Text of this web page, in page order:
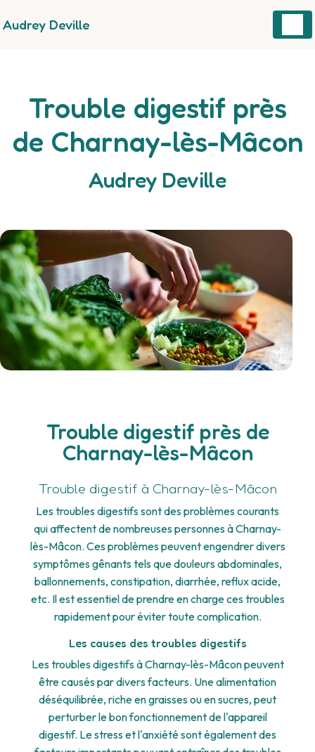
Audrey Deville
Trouble digestif près
de Charnay-lès-Mâcon
Audrey Deville
Trouble digestif près de
Charnay-lès-Mâcon
Trouble digestif à Charnay-lès-Mâcon
Les troubles digestifs sont des problèmes courants
qui affectent de nombreuses personnes à Charnay-
lès-Mâcon. Ces problèmes peuvent engendrer divers
symptômes gênants tels que douleurs abdominales,
ballonnements, constipation, diarrhée, reflux acide,
etc. Il est essentiel de prendre en charge ces troubles
rapidement pour éviter toute complication.
Les causes des troubles digestifs
Les troubles digestifs à Charnay-lès-Mâcon peuvent
être causés par divers facteurs. Une alimentation
déséquilibrée, riche en graisses ou en sucres, peut
perturber le bon fonctionnement de l'appareil
digestif. Le stress et l'anxiété sont également des